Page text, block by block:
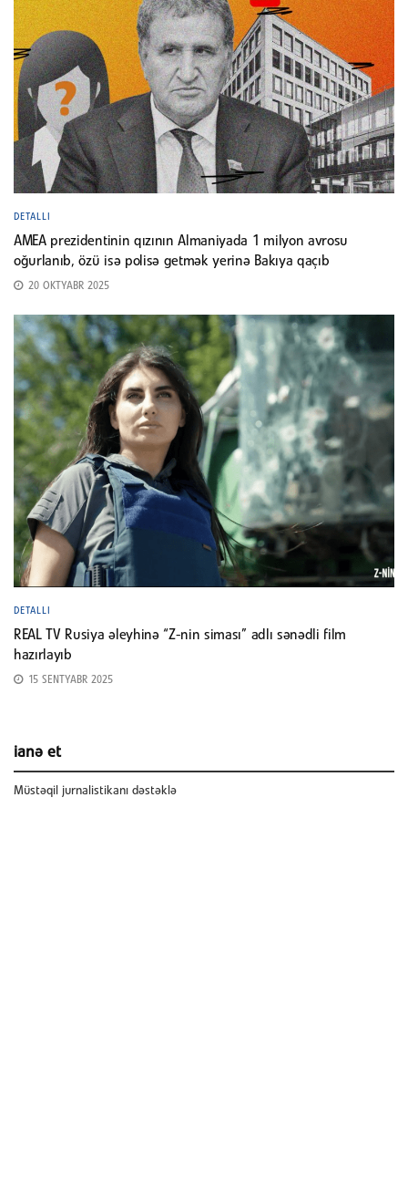
DETALLI
AMEA prezidentinin qızının Almaniyada 1 milyon avrosu
oğurlanıb, özü isə polisə getmək yerinə Bakıya qaçıb
20 OKTYABR 2025
DETALLI
REAL TV Rusiya əleyhinə “Z-nin siması” adlı sənədli film
hazırlayıb
15 SENTYABR 2025
ianə et
Müstəqil jurnalistikanı dəstəklə